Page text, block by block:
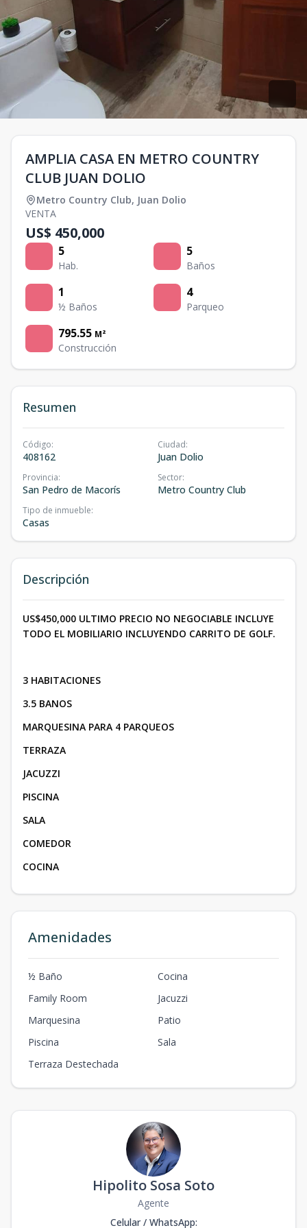
AMPLIA CASA EN METRO COUNTRY
CLUB JUAN DOLIO
Metro Country Club, Juan Dolio
VENTA
US$ 450,000
5
Hab.
5
Baños
1
½ Baños
4
Parqueo
795.55 M²
Construcción
Resumen
Código:
408162
Ciudad:
Juan Dolio
Provincia:
San Pedro de Macorís
Sector:
Metro Country Club
Tipo de inmueble:
Casas
Descripción
US$450,000 ULTIMO PRECIO NO NEGOCIABLE INCLUYE
TODO EL MOBILIARIO INCLUYENDO CARRITO DE GOLF.
3 HABITACIONES
3.5 BANOS
MARQUESINA PARA 4 PARQUEOS
TERRAZA
JACUZZI
PISCINA
SALA
COMEDOR
COCINA
Amenidades
½ Baño
Cocina
Family Room
Jacuzzi
Marquesina
Patio
Piscina
Sala
Terraza Destechada
Hipolito Sosa Soto
Agente
Celular / WhatsApp: